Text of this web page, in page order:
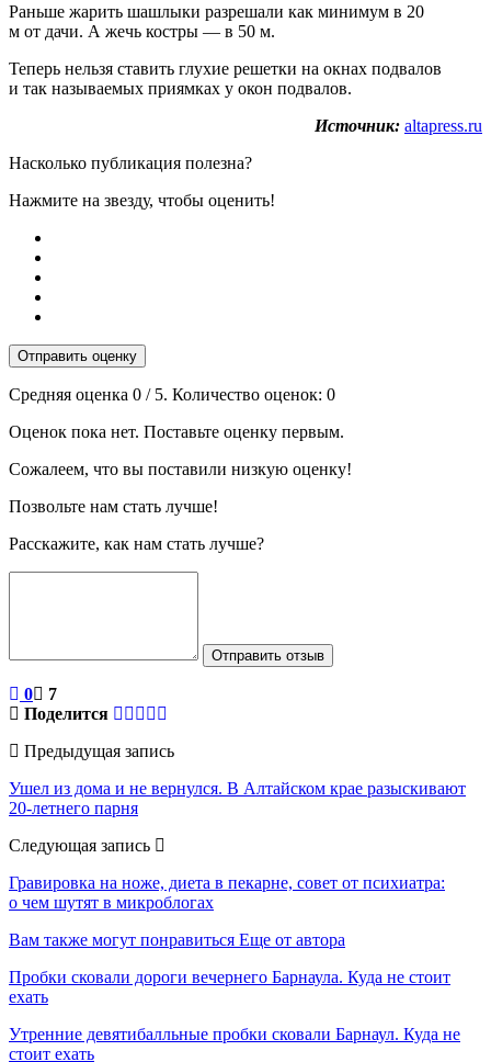
Раньше жарить шашлыки разрешали как минимум в 20
м от дачи. А жечь костры — в 50 м.
Теперь нельзя ставить глухие решетки на окнах подвалов
и так называемых приямках у окон подвалов.
Источник: altapress.ru
Насколько публикация полезна?
Нажмите на звезду, чтобы оценить!
Отправить оценку
Средняя оценка 0 / 5. Количество оценок: 0
Оценок пока нет. Поставьте оценку первым.
Сожалеем, что вы поставили низкую оценку!
Позвольте нам стать лучше!
Расскажите, как нам стать лучше?
Отправить отзыв
0
7
Поделится
Предыдущая запись
Ушел из дома и не вернулся. В Алтайском крае разыскивают
20-летнего парня
Следующая запись
Гравировка на ноже, диета в пекарне, совет от психиатра:
о чем шутят в микроблогах
Вам также могут понравиться Еще от автора
Пробки сковали дороги вечернего Барнаула. Куда не стоит
ехать
Утренние девятибалльные пробки сковали Барнаул. Куда не
стоит ехать